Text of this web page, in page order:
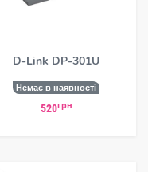
D-Link DP-301U
Немає в наявності
520грн